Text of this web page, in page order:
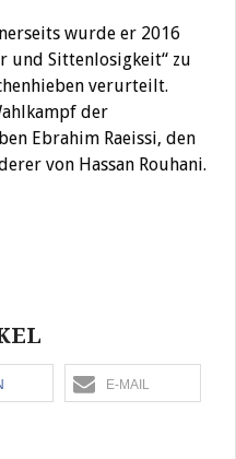
wurde er 2016
und Sittenlosigkeit“ zu
verurteilt.
der
Ebrahim Raeissi, den
von Hassan Rouhani.
E-MAIL